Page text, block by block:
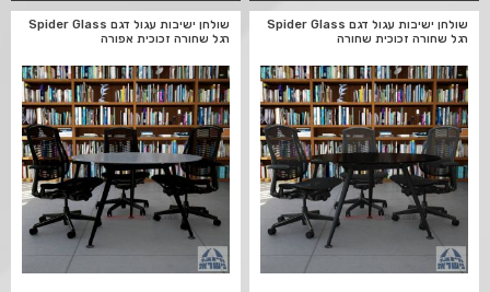
שולחן ישיבות עגול דגם Spider Glass
רגל שחורה זכוכית שחורה
שולחן ישיבות עגול דגם Spider Glass
רגל שחורה זכוכית אפורה